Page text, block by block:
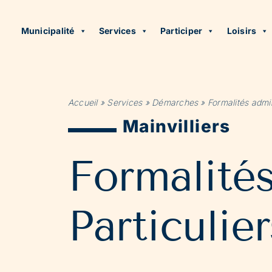
Municipalité Services Participer Loisirs
Accueil» Services» Démarches» Formalités
Mainvilliers